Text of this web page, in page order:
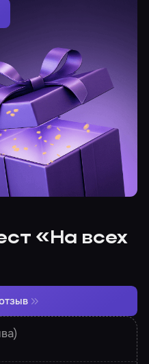
«На всех